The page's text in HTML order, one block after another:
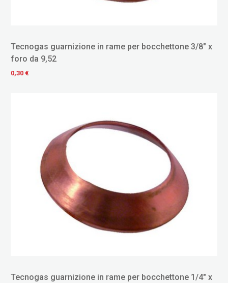
Tecnogas guarnizione in rame per bocchettone 3/8" x
foro da 9,52
0,30 €
Tecnogas guarnizione in rame per bocchettone 1/4" x